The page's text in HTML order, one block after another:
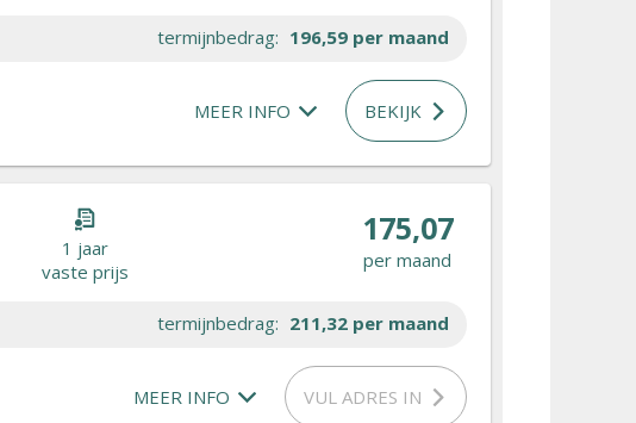
termijnbedrag: 196,59 per maand
MEER INFO BEKIJK
1 jaar
vaste prijs
175,07
per maand
termijnbedrag: 211,32 per maand
MEER INFO VUL ADRES IN